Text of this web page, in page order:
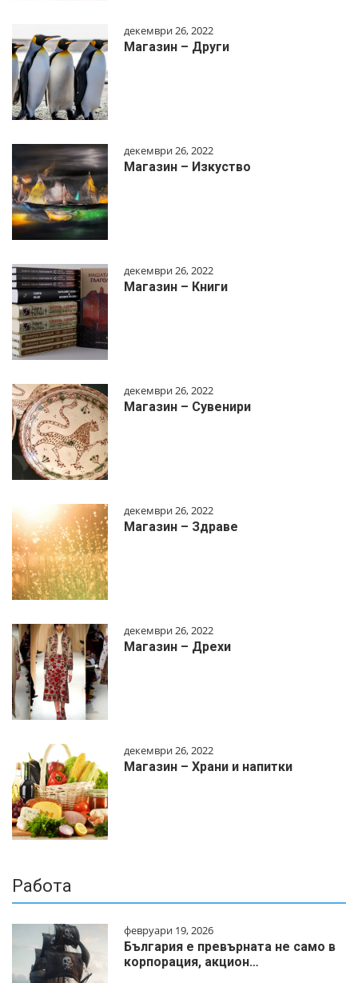
декември 26, 2022
Магазин – Други
декември 26, 2022
Магазин – Изкуство
декември 26, 2022
Магазин – Книги
декември 26, 2022
Магазин – Сувенири
декември 26, 2022
Магазин – Здраве
декември 26, 2022
Магазин – Дрехи
декември 26, 2022
Магазин – Храни и напитки
Работа
февруари 19, 2026
България е превърната не само в
корпорация, акцион…